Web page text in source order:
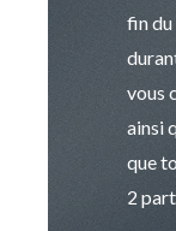
fin du
vous
ainsi
que
2